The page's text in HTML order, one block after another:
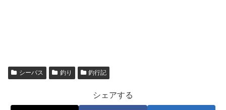
シーバス 釣り 釣行記
シェアする